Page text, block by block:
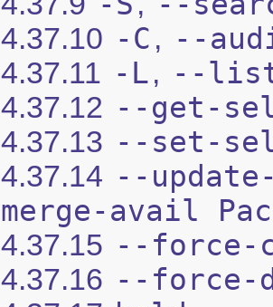
4.37.10 -C , --
4.37.11 -L, --
4.37.12 --get-
4.37.13 --set-
4.37.14 --
merge-avail
4.37.15 --force-
4.37.16 --force-